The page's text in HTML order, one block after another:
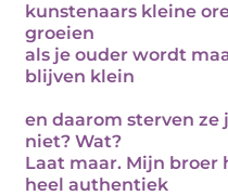
kunstenaars kleine
groeien
als je ouder wordt
blijven klein
en daarom sterven ze
niet? Wat?
Laat maar. Mijn broer
heel authentiek